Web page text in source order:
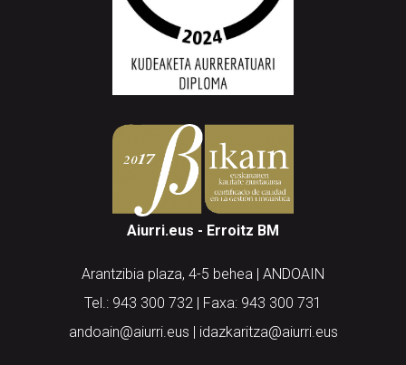
Aiurri.eus - Erroitz BM
Arantzibia plaza, 4-5 behea | ANDOAIN
Tel.: 943 300 732 | Faxa: 943 300 731
andoain@aiurri.eus | idazkaritza@aiurri.eus